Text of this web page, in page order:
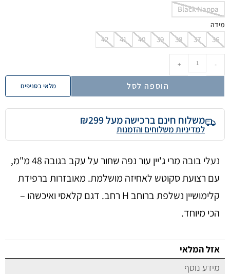
Black Nappa
מידה
36
37
38
39
40
41
42
-
+
הוספה לסל מלאי בסניפים
משלוח חינם ברכישה מעל ₪299
למדיניות משלוחים והזמנות
נעלי בובה מרי ג'יין עור נפה שחור על עקב בגובה 48 מ"מ,
עם רצועת סקוטש לאחיזה מושלמת. מאובזרות ברפידת
קלימושיין נשלפת ברוחב H רחב. דגם קלאסי ואיכשהו –
הכי מיוחד.
אזל המלאי
מידע נוסף